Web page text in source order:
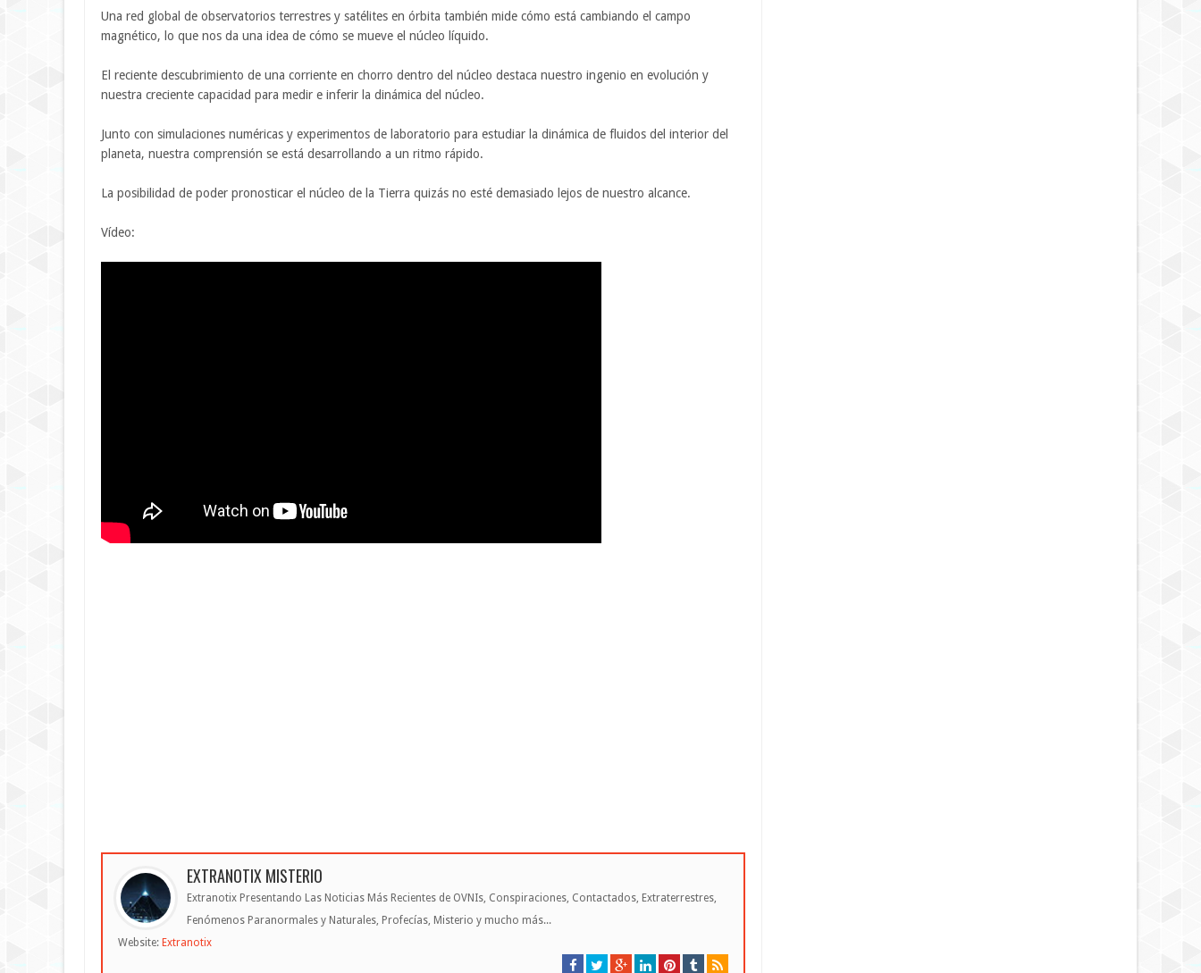
Una red global de observatorios terrestres y satélites en órbita también mide cómo está cambiando el campo
magnético, lo que nos da una idea de cómo se mueve el núcleo líquido.
El reciente descubrimiento de una corriente en chorro dentro del núcleo destaca nuestro ingenio en evolución y
nuestra creciente capacidad para medir e inferir la dinámica del núcleo.
Junto con simulaciones numéricas y experimentos de laboratorio para estudiar la dinámica de fluidos del interior del
planeta, nuestra comprensión se está desarrollando a un ritmo rápido.
La posibilidad de poder pronosticar el núcleo de la Tierra quizás no esté demasiado lejos de nuestro alcance.
Vídeo:
EXTRANOTIX MISTERIO
Extranotix Presentando Las Noticias Más Recientes de OVNIs, Conspiraciones, Contactados, Extraterrestres,
Fenómenos Paranormales y Naturales, Profecías, Misterio y mucho más...
Website: Extranotix